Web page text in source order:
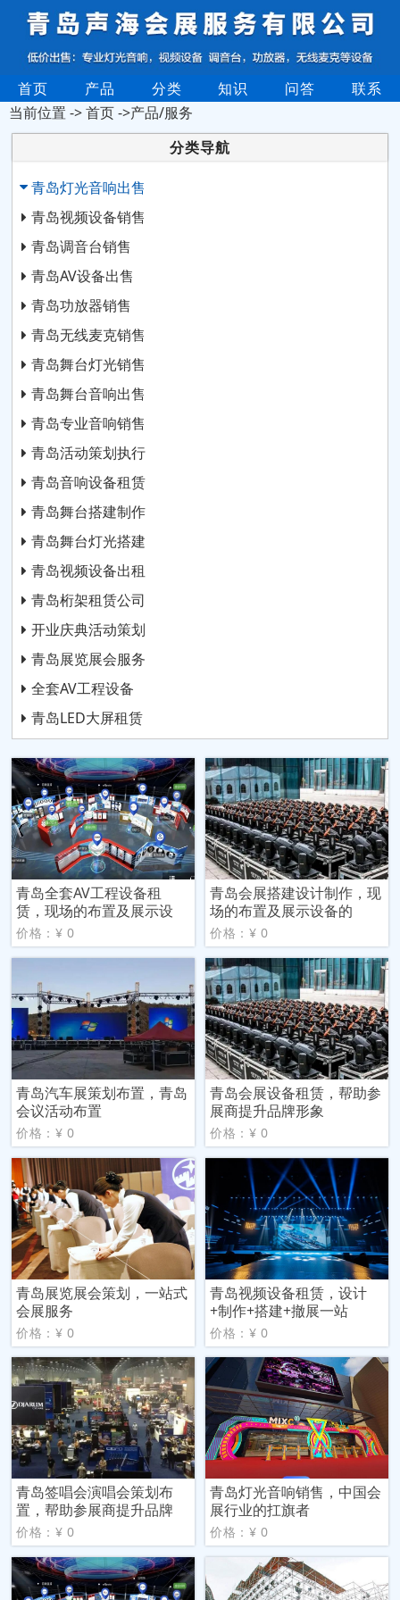
首页 产品 分类 知识 问答
联系
当前位置 ->首页->产品/服务
分类导航
青岛灯光音响出售
青岛视频设备销售
青岛调音台销售
青岛AV设备出售
青岛功放器销售
青岛无线麦克销售
青岛舞台灯光销售
青岛舞台音响出售
青岛专业音响销售
青岛活动策划执行
青岛音响设备租赁
青岛舞台搭建制作
青岛舞台灯光搭建
青岛视频设备出租
青岛桁架租赁公司
开业庆典活动策划
青岛展览展会服务
全套AV工程设备
青岛LED大屏租赁
青岛全套AV工程设备租
赁，现场的布置及展示设
价格：¥ 0
青岛会展搭建设计制作，现
场的布置及展示设备的
价格：¥ 0
青岛汽车展策划布置，青岛
会议活动布置
价格：¥ 0
青岛会展设备租赁，帮助参
展商提升品牌形象
价格：¥ 0
青岛展览展会策划，一站式
会展服务
价格：¥ 0
青岛视频设备租赁，设计
+制作+搭建+撤展一站
价格：¥ 0
青岛签唱会演唱会策划布
置，帮助参展商提升品牌
价格：¥ 0
青岛灯光音响销售，中国会
展行业的扛旗者
价格：¥ 0